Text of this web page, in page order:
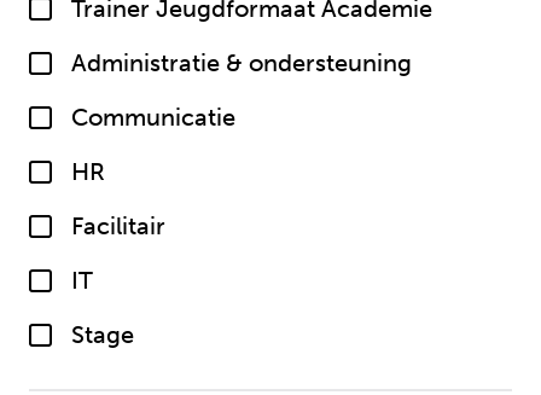
Trainer Jeugdformaat Academie
Administratie & ondersteuning
Communicatie
HR
Facilitair
IT
Stage